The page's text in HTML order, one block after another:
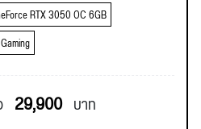
RTX 3050 OC 6GB
29,900 บาท